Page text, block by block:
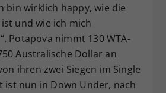
bin wirklich happy, wie die
und wie ich mich
Potapova nimmt 130 WTA-
Australische Dollar an
ihren zwei Siegen im Single
ist nun in Down Under, nach